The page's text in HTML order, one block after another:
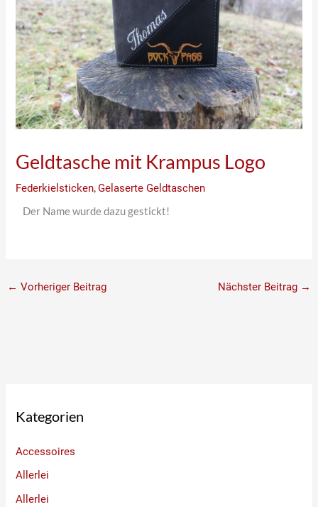
Geldtasche mit Krampus Logo
Federkielsticken,Gelaserte Geldtaschen
Der Name wurde dazu gestickt!
← Vorheriger Beitrag Nächster Beitrag →
Kategorien
Accessoires
Allerlei
Allerlei